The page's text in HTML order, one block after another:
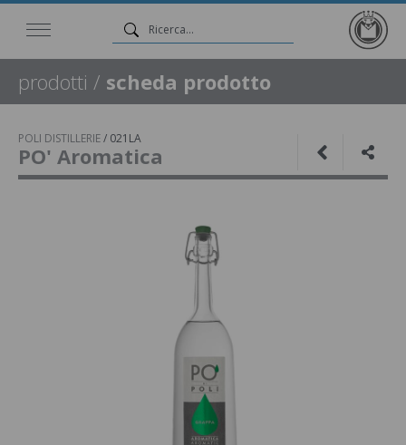
prodotti / scheda prodotto
POLI DISTILLERIE/ 021LA
PO' Aromatica